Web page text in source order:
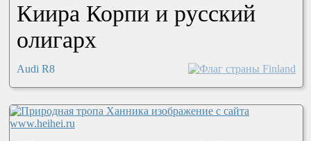
Киира Корпи и русский
олигарх
Audi R8